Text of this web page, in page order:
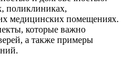
поликлиниках,
медицинских помещениях.
которые важно
а также примеры